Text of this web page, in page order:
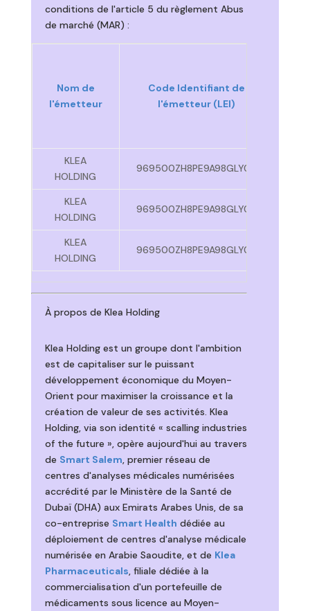
conditions de l'article 5 du règlement Abus
de marché (MAR) :
Nom de
l'émetteur
Code Identifiant de
l'émetteur (LEI)
KLEA
HOLDING
969500ZH8PE9A98GLY06
KLEA
HOLDING
969500ZH8PE9A98GLY06
KLEA
HOLDING
969500ZH8PE9A98GLY06
À propos de Klea Holding
Klea Holding est un groupe dont l'ambition
est de capitaliser sur le puissant
développement économique du Moyen-
Orient pour maximiser la croissance et la
création de valeur de ses activités. Klea
Holding, via son identité « scalling industries
of the future », opère aujourd'hui au travers
de Smart Salem , premier réseau de
centres d'analyses médicales numérisées
accrédité par le Ministère de la Santé de
Dubaï (DHA) aux Emirats Arabes Unis, de sa
co-entreprise Smart Health dédiée au
déploiement de centres d'analyse médicale
numérisée en Arabie Saoudite, et de Klea
Pharmaceuticals , filiale dédiée à la
commercialisation d'un portefeuille de
médicaments sous licence au Moyen-